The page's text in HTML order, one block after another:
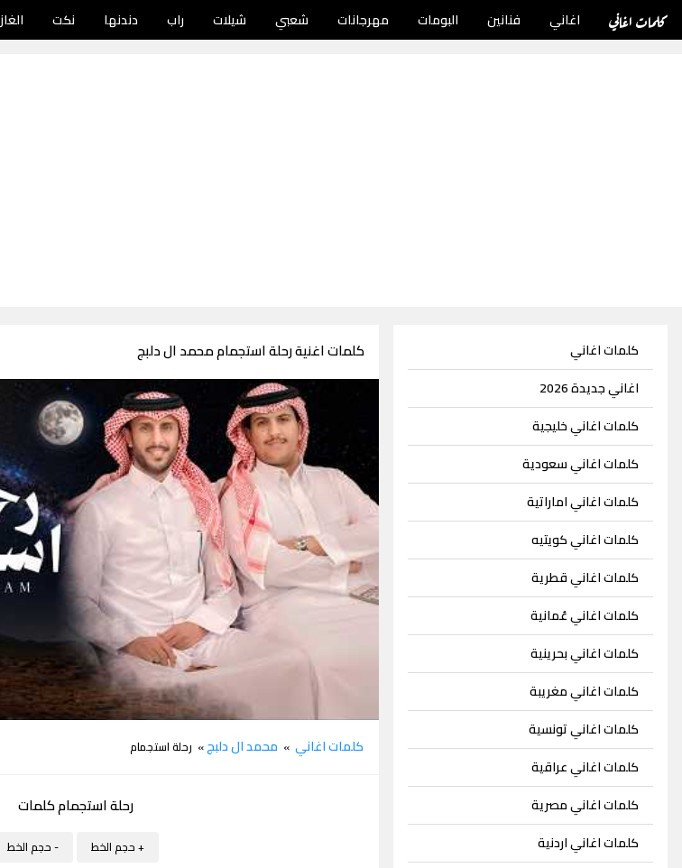
كلمات اغاني اغاني فنانين البومات مهرجانات شعبي شيلات راب دندنها نكت الغاز
كلمات اغاني
اغاني جديدة 2026
كلمات اغاني خليجية
كلمات اغاني سعودية
كلمات اغاني اماراتية
كلمات اغاني كويتيه
كلمات اغاني قطرية
كلمات اغاني عُمانية
كلمات اغاني بحرينية
كلمات اغاني مغريبة
كلمات اغاني تونسية
كلمات اغاني عراقية
كلمات اغاني مصرية
كلمات اغاني اردنية
كلمات اغنية رحلة استجمام محمد ال دلبج
كلمات اغاني » محمد ال دلبج» رحلة استجمام
رحلة استجمام كلمات
+ حجم الخط - حجم الخط